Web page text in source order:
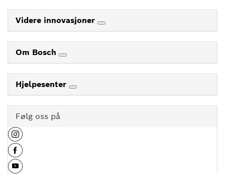
Videre innovasjoner
Om Bosch
Hjelpesenter
Følg oss på